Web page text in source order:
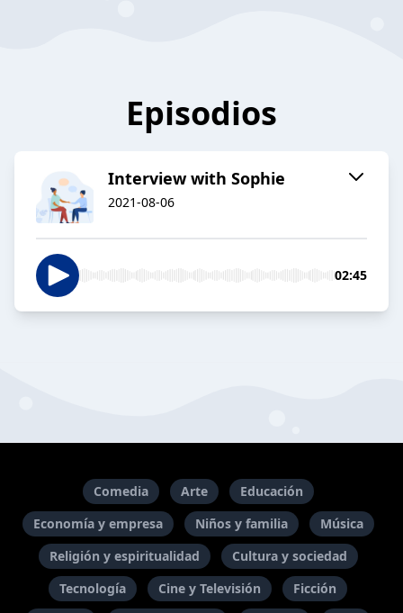
Episodios
Interview with Sophie
2021-08-06
02:45
Comedia Arte
Educación
Economía y empresa
Niños y familia
Música
Religión y espiritualidad
Cultura y sociedad
Tecnología
Cine y Televisión
Ficción